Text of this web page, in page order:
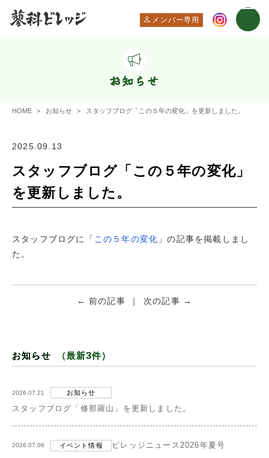
メンバー専用
お知らせ
HOME お知らせ スタッフブログ「この５年の変化」を更新しました。
2025.09.13
スタッフブログ「この５年の変化」
を更新しました。
スタッフブログに「 この５年の変化 」の記事を掲載しまし
た。
←前の記事 次の記事 →
お知らせ （最新3件）
2026.07.21 お知らせ
スタッフブログ「修那羅山」を更新しました。
2026.07.06 イベント情報 ビレッジニュース2026年夏号